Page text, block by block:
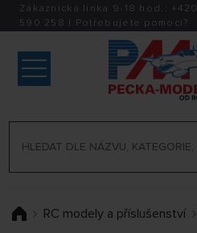
Zákaznická linka 9-18 hod.: +420
590 258 | Potřebujete pomoci?
RC modely a příslušenství